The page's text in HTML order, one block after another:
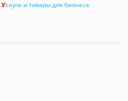
Услуги и товары для бизнеса